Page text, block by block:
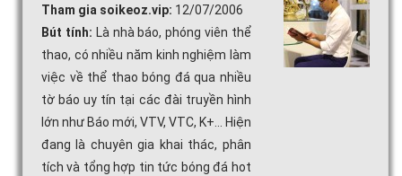
Tham gia soikeoz.vip: 12/07/2006
Bút tính: Là nhà báo, phóng viên thể
thao, có nhiều năm kinh nghiệm làm
việc về thể thao bóng đá qua nhiều
tờ báo uy tín tại các đài truyền hình
lớn như Báo mới, VTV, VTC, K+... Hiện
đang là chuyên gia khai thác, phân
tích và tổng hợp tin tức bóng đá hot